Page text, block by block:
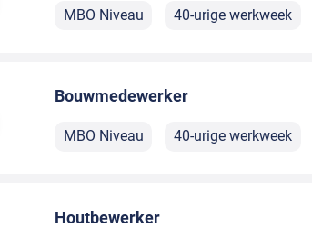
MBO Niveau 40-urige werkweek
Bouwmedewerker
MBO Niveau 40-urige werkweek
Houtbewerker